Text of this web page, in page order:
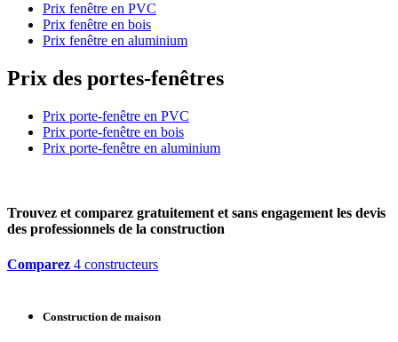
Prix fenêtre en PVC
Prix fenêtre en bois
Prix fenêtre en aluminium
Prix des portes-fenêtres
Prix porte-fenêtre en PVC
Prix porte-fenêtre en bois
Prix porte-fenêtre en aluminium
Trouvez et comparez gratuitement et sans engagement les devis
des professionnels de la construction
Comparez 4 constructeurs
Construction de maison